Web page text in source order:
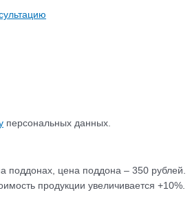
персональных данных.
поддонах, цена поддона – 350 рублей.
продукции увеличивается +10%.